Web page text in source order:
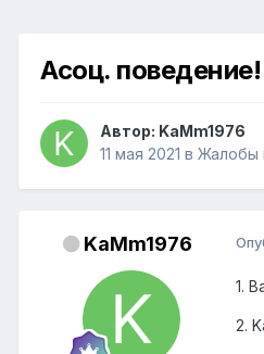
Асоц. поведение!
Автор: KaMm1976
11 мая 2021 в Жалобы
KaMm1976
1.
2.